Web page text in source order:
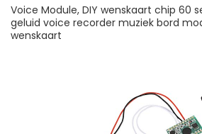
Voice Module, DIY wenskaart chip 60
geluid voice recorder muziek bord
wenskaart